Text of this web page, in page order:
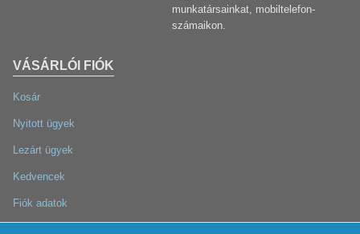
VÁSÁRLÓI FIÓK
Kosár
Nyitott ügyek
Lezárt ügyek
Kedvencek
Fiók adatok
munkatársainkat, mobiltelefon-
számaikon.